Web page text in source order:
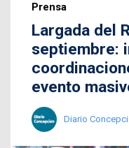
Prensa
Largada del
septiembre:
evento
Diario